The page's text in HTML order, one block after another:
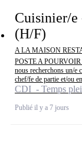
Cuisinier/e
(H/F)
A LA MAISON
POSTE A POURVOIR
nous recherchons un/e
chef/fe de partie et/ou
CDI - Temps
Publié il y a 7 jours